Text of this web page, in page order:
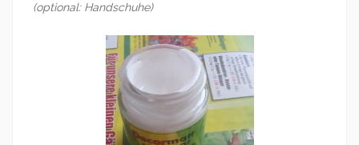
(optional: Handschuhe)